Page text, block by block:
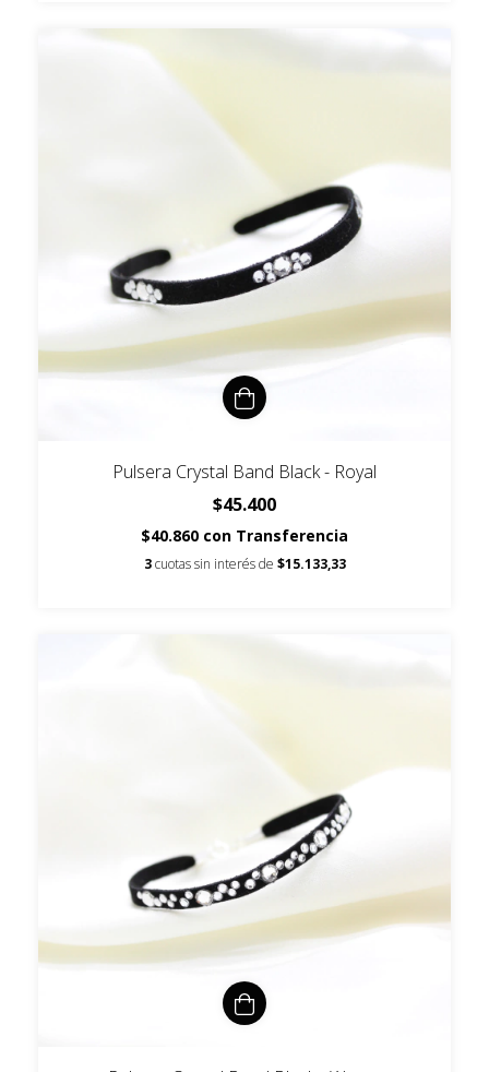
Pulsera Crystal Band Black - Royal
$45.400
$40.860 con Transferencia
3 cuotas sin interés de $15.133,33